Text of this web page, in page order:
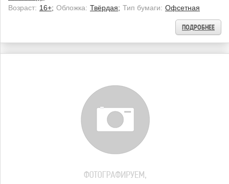
Возраст: 16+; Обложка: Твёрдая; Тип бумаги: Офсетная
ПОДРОБНЕЕ